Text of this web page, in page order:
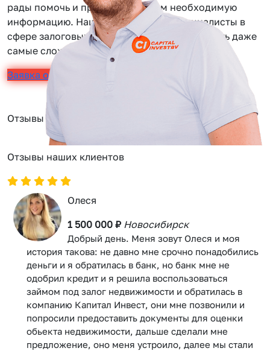
рады помочь и предоставить вам необходимую
информацию. Наши сотрудники — специалисты в
сфере залоговых займов, помогут вам решить даже
самые сложные задачи.
Заявка онлайн
Отзывы
Отзывы наших клиентов
Олеся
1 500 000 ₽ Новосибирск
Добрый день. Меня зовут Олеся и моя
история такова: не давно мне срочно понадобились
деньги и я обратилась в банк, но банк мне не
одобрил кредит и я решила воспользоваться
займом под залог недвижимости и обратилась в
компанию Капитал Инвест, они мне позвонили и
попросили предоставить документы для оценки
обьекта недвижимости, дальше сделали мне
предложение, оно меня устроило, далее мы стали